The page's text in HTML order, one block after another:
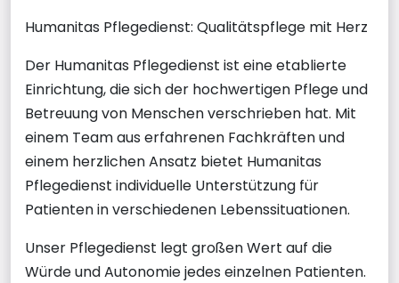
Humanitas Pflegedienst: Qualitätspflege mit Herz
Der Humanitas Pflegedienst ist eine etablierte
Einrichtung, die sich der hochwertigen Pflege und
Betreuung von Menschen verschrieben hat. Mit
einem Team aus erfahrenen Fachkräften und
einem herzlichen Ansatz bietet Humanitas
Pflegedienst individuelle Unterstützung für
Patienten in verschiedenen Lebenssituationen.
Unser Pflegedienst legt großen Wert auf die
Würde und Autonomie jedes einzelnen Patienten.